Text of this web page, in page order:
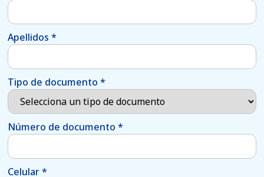
Apellidos*
Tipo de documento*
Número de documento*
Celular*